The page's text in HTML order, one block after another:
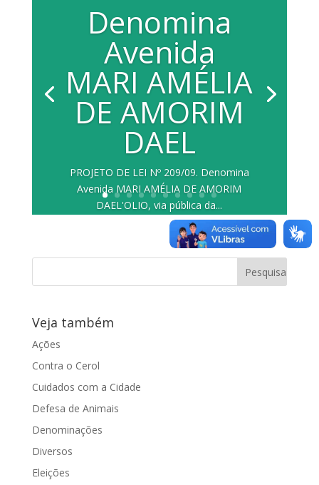
Denomina
Avenida
MARI AMÉLIA
DE AMORIM
DAEL
PROJETO DE LEI Nº 209/09. Denomina
Avenida MARI AMÉLIA DE AMORIM
DAEL'OLIO, via pública da...
Veja também
Ações
Contra o Cerol
Cuidados com a Cidade
Defesa de Animais
Denominações
Diversos
Eleições